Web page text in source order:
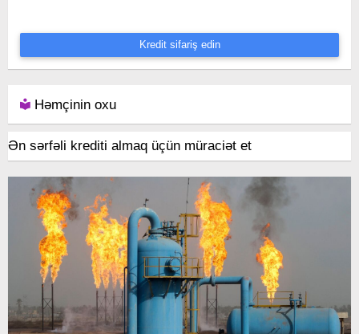
Kredit sifariş edin
Həmçinin oxu
Ən sərfəli krediti almaq üçün müraciət et